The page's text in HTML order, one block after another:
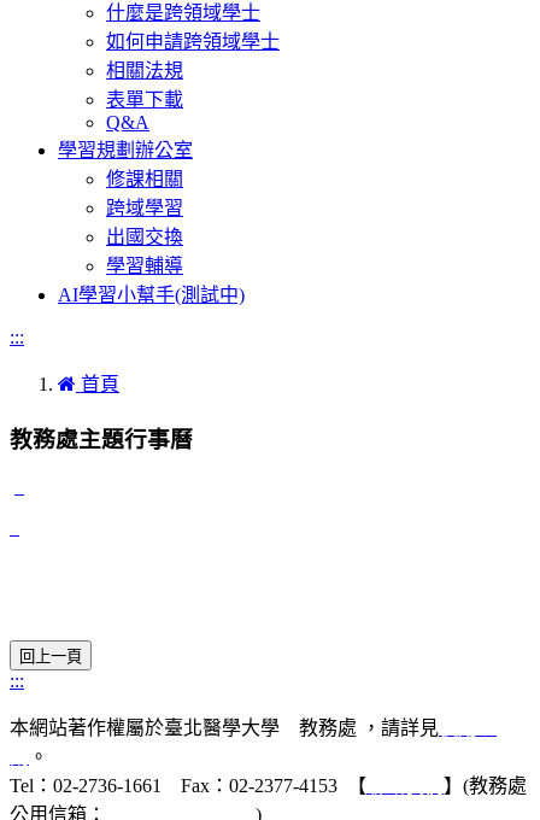
什麼是跨領域學士
如何申請跨領域學士
相關法規
表單下載
Q&A
學習規劃辦公室
修課相關
跨域學習
出國交換
學習輔導
AI學習小幫手(測試中)
:::
首頁
教務處主題行事曆
:::
本網站著作權屬於臺北醫學大學 教務處 ，請詳見
。
Tel：02-2736-1661 Fax：02-2377-4153 【
】(教務處
公用信箱：
)